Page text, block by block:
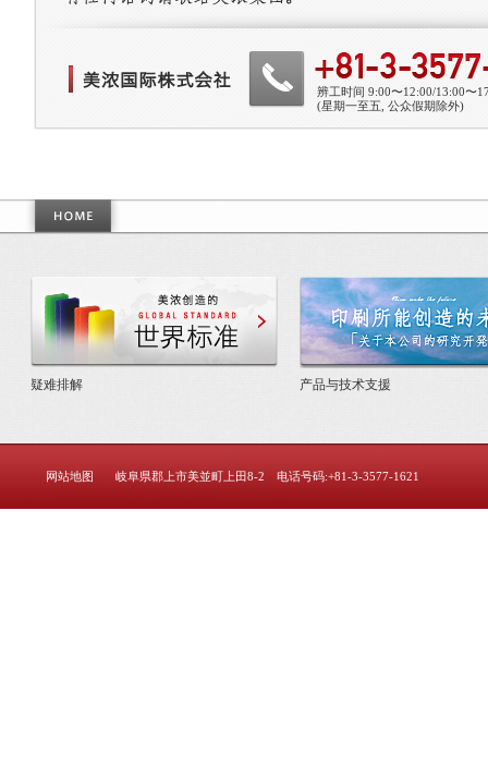
辨工时间 9:00〜12:00/13:00〜
(星期一至五, 公众假期除外)
美浓创造的世界标准
疑难排解 产品与技术支援
网站地图 岐阜県郡上市美並町上田8-2 电话号码:+81-3-3577-1621